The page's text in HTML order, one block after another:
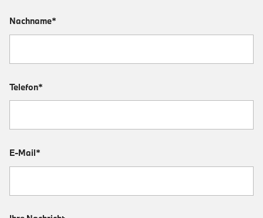
Nachname*
Telefon*
E-Mail*